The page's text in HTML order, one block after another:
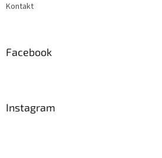
Kontakt
Facebook
Instagram